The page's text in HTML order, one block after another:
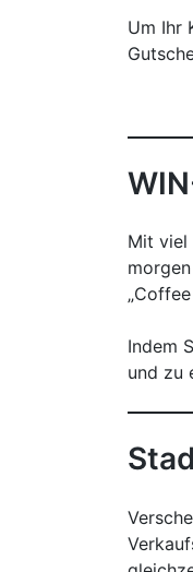
Um Ihr
Mit viel
Indem
und zu